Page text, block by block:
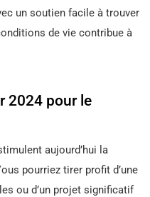
un soutien facile à trouver
de vie contribue à
2024 pour le
aujourd’hui la
pourriez tirer profit d’une
ou d’un projet significatif